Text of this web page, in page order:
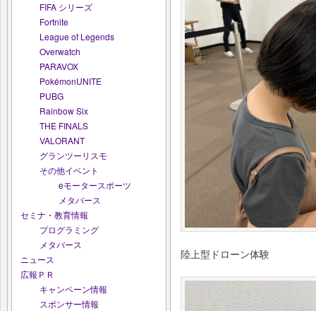
FIFA シリーズ
Fortnite
League of Legends
Overwatch
PARAVOX
PokémonUNITE
PUBG
Rainbow Six
THE FINALS
VALORANT
グランツーリスモ
その他イベント
eモータースポーツ
メタバース
セミナ・教育情報
プログラミング
メタバース
ニュース
広報ＰＲ
キャンペーン情報
スポンサー情報
陸上型ドローン体験